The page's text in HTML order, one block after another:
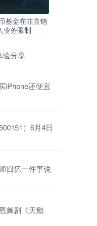
基金在非直销
业务限制
验分享
iPhone还便宜
）6月4日
回忆一件事说
舞剧《天鹅